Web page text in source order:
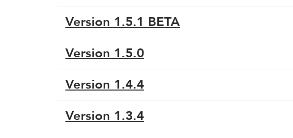
Version 1.5.1 BETA
Version 1.5.0
Version 1.4.4
Version 1.3.4